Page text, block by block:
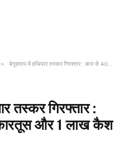
» बेगूसराय में हथियार तस्कर गिरफ्तार : कार से 4000 कारतूस और 1 लाख कैश बरामद
तस्कर गिरफ्तार :
और 1 लाख कैश